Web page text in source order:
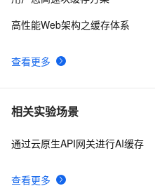
（我在CSDN上和别人的争论）
查看更多
高性能Web架构之缓存体系
相关实验场景
查看更多
通过云原生API网关进行AI缓存